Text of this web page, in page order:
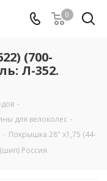
0
(700-
Л-352.
-
для велоколес -
- Покрышка 28" х1,75 (44-
Россия.